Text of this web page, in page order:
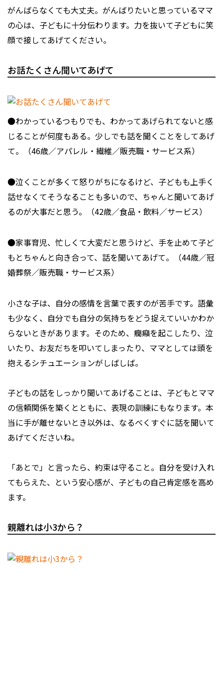
がんばらなくても大丈夫。がんばりたいと思っているママ
の心は、子どもに十分伝わります。力を抜いて子どもに笑
顔で接してあげてください。
お話たくさん聞いてあげて
●わかっているつもりでも、わかってあげられてないと感
じることが何度もある。少しでも話を聞くことをしてあげ
て。（46歳／アパレル・繊維／販売職・サービス系）
●泣くことが多くて怒りがちになるけど、子どもも上手く
話せなくてそうなることも多いので、ちゃんと聞いてあげ
るのが大事だと思う。（42歳／食品・飲料／サービス）
●家事育児、忙しくて大変だと思うけど、手を止めて子ど
もとちゃんと向き合って、話を聞いてあげて。（44歳／冠
婚葬祭／販売職・サービス系）
小さな子は、自分の感情を言葉で表すのが苦手です。語彙
も少なく、自分でも自分の気持ちをどう捉えていいかわか
らないときがあります。そのため、癇癪を起こしたり、泣
いたり、お友だちを叩いてしまったり、ママとしては頭を
抱えるシチュエーションがしばしば。
子どもの話をしっかり聞いてあげることは、子どもとママ
の信頼関係を築くとともに、表現の訓練にもなります。本
当に手が離せないとき以外は、なるべくすぐに話を聞いて
あげてくださいね。
「あとで」と言ったら、約束は守ること。自分を受け入れ
てもらえた、という安心感が、子どもの自己肯定感を高め
ます。
親離れは小3から？